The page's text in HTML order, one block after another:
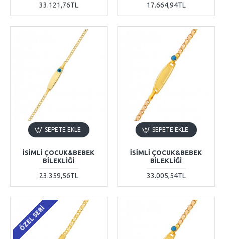
33.121,76TL 17.664,94TL
İSIMLI ÇOCUK&BEBEK
BILEKLIĞI
23.359,56TL
SEPETE EKLE
İSIMLI ÇOCUK&BEBEK
BILEKLIĞI
33.005,54TL
SEPETE EKLE
ÖZEL SERİ